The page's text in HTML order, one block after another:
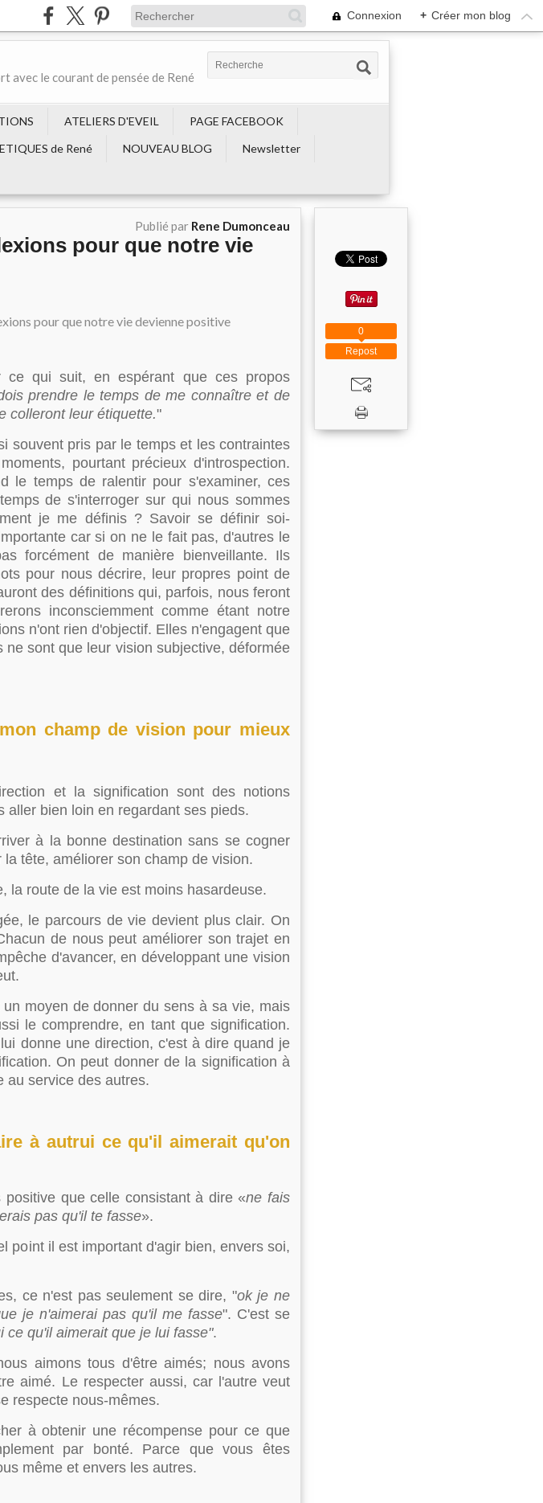
Connexion + Créer mon blog
le courant de pensée de René
ATELIERS D'EVEIL
PAGE FACEBOOK
de René NOUVEAU BLOG
Newsletter
Publié par Rene Dumonceau
pour que notre vie
ce qui suit, en espérant que ces propos
prendre le temps de me connaître et de
colleront leur étiquette."
souvent pris par le temps et les contraintes
pourtant précieux d'introspection.
le temps de ralentir pour s'examiner, ces
de s'interroger sur qui nous sommes
je me définis ? Savoir se définir soi-
car si on ne le fait pas, d'autres le
forcément de manière bienveillante. Ils
pour nous décrire, leur propres point de
des définitions qui, parfois, nous feront
inconsciemment comme étant notre
n'ont rien d'objectif. Elles n'engagent que
ne sont que leur vision subjective, déformée
champ de vision pour mieux
et la signification sont des notions
aller bien loin en regardant ses pieds.
à la bonne destination sans se cogner
tête, améliorer son champ de vision.
la route de la vie est moins hasardeuse.
le parcours de vie devient plus clair. On
de nous peut améliorer son trajet en
d'avancer, en développant une vision
moyen de donner du sens à sa vie, mais
le comprendre, en tant que signification.
donne une direction, c'est à dire quand je
On peut donner de la signification à
au service des autres.
à autrui ce qu'il aimerait qu'on
que celle consistant à dire «ne fais
pas qu'il te fasse».
point il est important d'agir bien, envers soi,
ce n'est pas seulement se dire, "ok je ne
je n'aimerai pas qu'il me fasse". C'est se
ce qu'il aimerait que je lui fasse".
aimons tous d'être aimés; nous avons
aimé. Le respecter aussi, car l'autre veut
respecte nous-mêmes.
à obtenir une récompense pour ce que
par bonté. Parce que vous êtes
même et envers les autres.
Repost
0